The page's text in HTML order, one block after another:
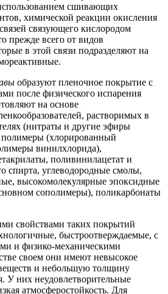
сшивающих
химической реакции окисления
связующего кислородом
прежде всего от видов
в этой связи подразделяют на
образуют пленочное покрытие с
после физического испарения
на основе
растворимых в
(нитраты и другие эфиры
(хлорированный
винилхлорида),
поливинилацетат и
спирта, углеводородные смолы,
высокомолекулярные эпоксидные
сополимеры), поликарбонаты
свойствами таких покрытий
быстроотверждаемые, с
и физико-механическими
своем они имеют невысокое
и небольшую толщину
У них неудовлетворительные
атмосферостойкость. Для